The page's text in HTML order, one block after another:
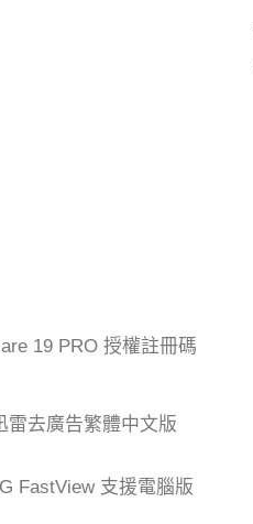
19 PRO 授權註冊碼
雷去廣告繁體中文版
FastView 支援電腦版